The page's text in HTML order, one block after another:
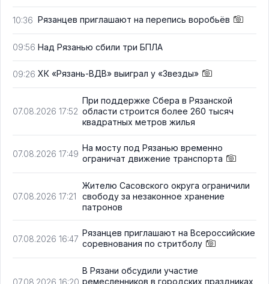
10:36 Рязанцев приглашают на перепись воробьёв
09:56 Над Рязанью сбили три БПЛА
09:26 ХК «Рязань-ВДВ» выиграл у «Звезды»
07.08.2026 17:52
При поддержке Сбера в Рязанской
области строится более 260 тысяч
квадратных метров жилья
07.08.2026 17:49
На мосту под Рязанью временно
ограничат движение транспорта
07.08.2026 17:21
Жителю Сасовского округа ограничили
свободу за незаконное хранение
патронов
07.08.2026 16:47
Рязанцев приглашают на Всероссийские
соревнования по стритболу
В Рязани обсудили участие
ремесленников в городских праздниках